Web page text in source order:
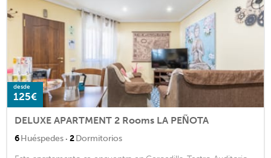
desde
125€
DELUXE APARTMENT 2 Rooms LA PEÑOTA
6Huéspedes · 2Dormitorios